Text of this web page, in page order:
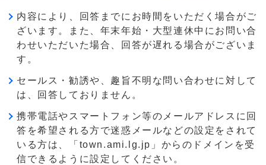
内容により、回答までにお時間をいただく場合がご
ざいます。また、年末年始・大型連休中にお問い合
わせいただいた場合、回答が遅れる場合がございま
す。
セールス・勧誘や、趣旨不明な問い合わせに対して
は、回答しておりません。
携帯電話やスマートフォン等のメールアドレスに回
答を希望される方で迷惑メールなどの設定をされて
いる方は、「town.ami.lg.jp」からのドメインを受
信できるように設定してください。